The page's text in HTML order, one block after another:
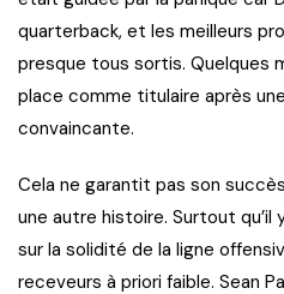
quarterback, et les meilleurs
presque tous sortis. Quelques
place comme titulaire après
convaincante.
Cela ne garantit pas son
une autre histoire. Surtout
sur la solidité de la ligne
receveurs à priori faible. Sean